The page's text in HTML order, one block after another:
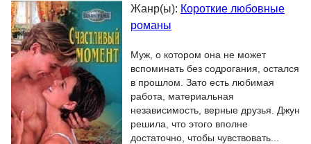
Жанр(ы): Короткие любовные
романы
Муж, о котором она не может
вспоминать без содрогания, остался
в прошлом. Зато есть любимая
работа, материальная
независимость, верные друзья. Джун
решила, что этого вполне
достаточно, чтобы чувствовать...